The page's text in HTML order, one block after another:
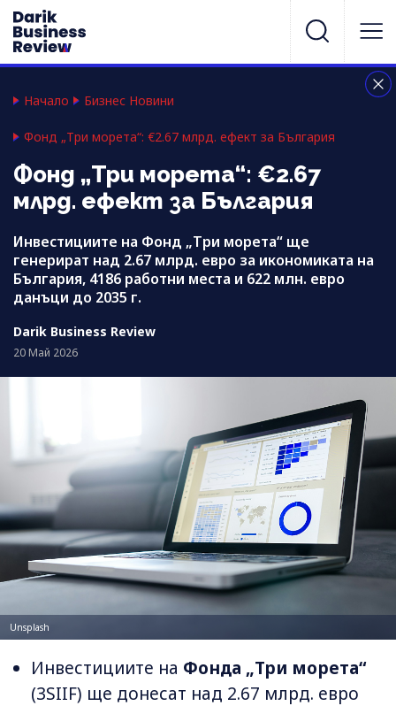
Начало Бизнес Новини
Фонд „Три морета“: €2.67 млрд. ефект за България
Фонд „Три морета“: €2.67
млрд. ефект за България
Инвестициите на Фонд „Три морета“ ще
генерират над 2.67 млрд. евро за икономиката на
България, 4186 работни места и 622 млн. евро
данъци до 2035 г.
Darik Business Review
20 Май 2026
Unsplash
Инвестициите на Фонда „Три морета“
(3SIIF) ще донесат над 2.67 млрд. евро